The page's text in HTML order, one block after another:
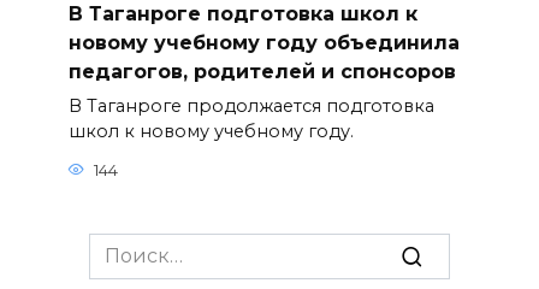
В Таганроге подготовка школ к
новому учебному году объединила
педагогов, родителей и спонсоров
В Таганроге продолжается подготовка
школ к новому учебному году.
144
Search
for: